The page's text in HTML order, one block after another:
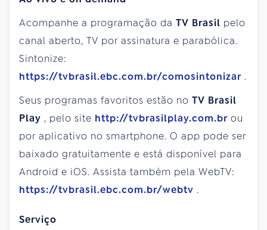
Acompanhe a programação da TV Brasil pelo
canal aberto, TV por assinatura e parabólica.
Sintonize:
https://tvbrasil.ebc.com.br/comosintonizar .
Seus programas favoritos estão no TV Brasil
Play , pelo site http://tvbrasilplay.com.br ou
por aplicativo no smartphone. O app pode ser
baixado gratuitamente e está disponível para
Android e iOS. Assista também pela WebTV:
https://tvbrasil.ebc.com.br/webtv .
Serviço